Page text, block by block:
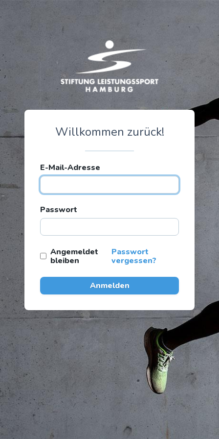
Willkommen zurück!
E-Mail-Adresse
Passwort
Angemeldet
bleiben
Passwort
vergessen?
Anmelden